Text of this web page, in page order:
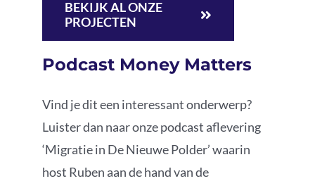
BEKIJK AL ONZE
PROJECTEN
Podcast Money Matters
Vind je dit een interessant onderwerp?
Luister dan naar onze podcast aflevering
‘Migratie in De Nieuwe Polder’ waarin
host Ruben aan de hand van de